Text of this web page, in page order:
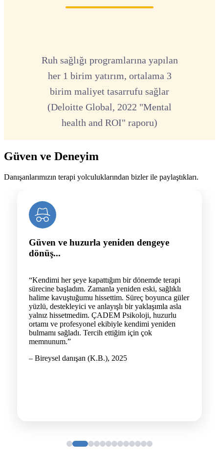
Ruh sağlığı programlarına yapılan
her 1 birim yatırım, ortalama 3
birim maliyet tasarrufu sağlar
(Deloitte Global, 2022 "Mental
health and ROI" raporu)
Güven ve Deneyim
Danışanlarımızın terapi yolculuklarından bizler ile paylaştıkları.
Güven ve huzurla yeniden dengeye
dönüş...
“Kendimi her şeye kapattığım bir dönemde terapi
sürecine başladım. Zamanla yeniden eski, sağlıklı
halime kavuştuğumu hissettim. Süreç boyunca güler
yüzlü, destekleyici ve anlayışlı bir yaklaşımla asla
yalnız hissetmedim. ÇADEM Psikoloji, huzurlu
ortamı ve profesyonel ekibiyle kendimi yeniden
bulmamı sağladı. Tercih ettiğim için çok
memnunum.”
– Bireysel danışan (K.B.), 2025